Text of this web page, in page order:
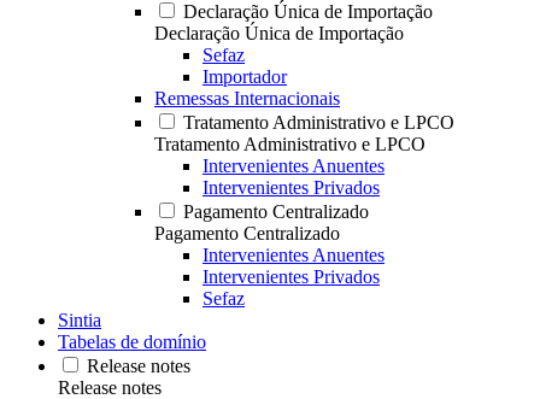
Declaração Única de Importação
Declaração Única de Importação
Sefaz
Importador
Remessas Internacionais
Tratamento Administrativo e LPCO
Tratamento Administrativo e LPCO
Intervenientes Anuentes
Intervenientes Privados
Pagamento Centralizado
Pagamento Centralizado
Intervenientes Anuentes
Intervenientes Privados
Sefaz
Sintia
Tabelas de domínio
Release notes
Release notes